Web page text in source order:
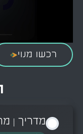
רכשו מנוי
מדריך |